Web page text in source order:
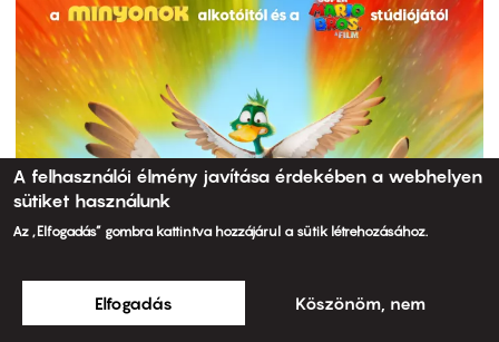
A felhasználói élmény javítása érdekében a webhelyen
sütiket használunk
Az „Elfogadás” gombra kattintva hozzájárul a sütik létrehozásához.
Elfogadás Köszönöm, nem